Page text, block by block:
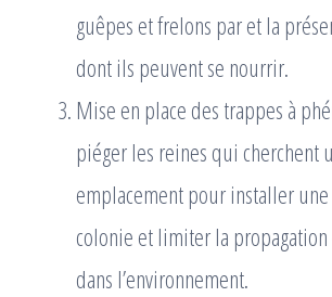
guêpes et frelons par et la
dont ils peuvent se nourrir.
Mise en place des trappes à
piéger les reines qui cherchent
emplacement pour installer
colonie et limiter la
dans l’environnement.